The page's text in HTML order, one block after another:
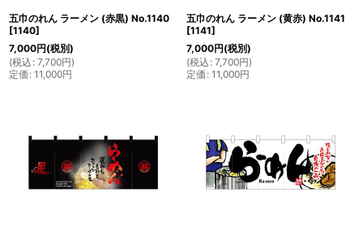
五巾のれん ラーメン (赤黒) No.1140
[1140]
7,000円(税別)
(税込 : 7,700円)
定価 : 11,000円
五巾のれん ラーメン (黄赤) No.1141
[1141]
7,000円(税別)
(税込 : 7,700円)
定価 : 11,000円